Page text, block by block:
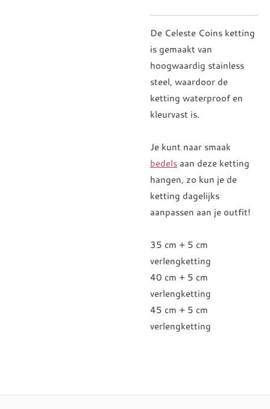
De Celeste Coins ketting
is gemaakt van
hoogwaardig stainless
steel, waardoor de
ketting waterproof en
kleurvast is.
Je kunt naar smaak
bedels aan deze ketting
hangen, zo kun je de
ketting dagelijks
aanpassen aan je outfit!
35 cm + 5 cm
verlengketting
40 cm + 5 cm
verlengketting
45 cm + 5 cm
verlengketting